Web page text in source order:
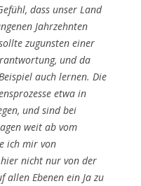
dass unser Land
Jahrzehnten
zugunsten einer
und da
auch lernen. Die
etwa in
und sind bei
weit ab vom
ich mir von
nicht nur von der
Ebenen ein Ja zu